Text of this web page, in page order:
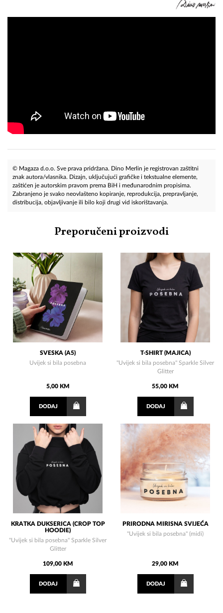
© Magaza d.o.o. Sve prava pridržana. Dino Merlin je registrovan zaštitni
znak autora/vlasnika. Dizajn, uključujući grafičke i tekstualne elemente,
zaštićen je autorskim pravom prema BiH i međunarodnim propisima.
Zabranjeno je svako neovlašteno kopiranje, reprodukcija, prepravljanje,
distribucija, objavljivanje ili bilo koji drugi vid iskorištavanja.
Preporučeni proizvodi
SVESKA (A5)
Uvijek si bila posebna
5,00 KM
DODAJ
T-SHIRT (MAJICA)
"Uvijek si bila posebna" Sparkle Silver
Glitter
55,00 KM
DODAJ
KRATKA DUKSERICA (CROP TOP
HOODIE)
"Uvijek si bila posebna" Sparkle Silver
Glitter
109,00 KM
DODAJ
PRIRODNA MIRISNA SVIJEĆA
"Uvijek si bila posebna" (midi)
29,00 KM
DODAJ